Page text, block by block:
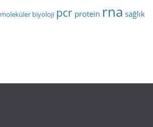
moleküler biyoloji pcr protein rna sağlık